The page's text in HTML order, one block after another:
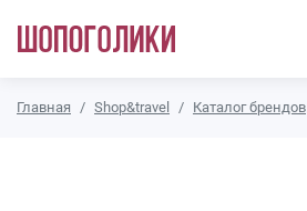
Главная Shop&travel Каталог брендов